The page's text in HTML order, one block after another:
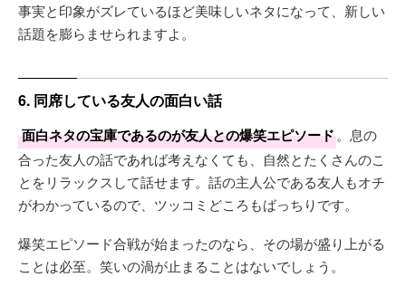
事実と印象がズレているほど美味しいネタになって、新しい
話題を膨らませられますよ。
6. 同席している友人の面白い話
面白ネタの宝庫であるのが友人との爆笑エピソード。息の
合った友人の話であれば考えなくても、自然とたくさんのこ
とをリラックスして話せます。話の主人公である友人もオチ
がわかっているので、ツッコミどころもばっちりです。
爆笑エピソード合戦が始まったのなら、その場が盛り上がる
ことは必至。笑いの渦が止まることはないでしょう。